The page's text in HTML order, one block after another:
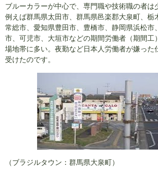
ブルーカラーが中心で、専門職や技術職の者は
例えば群馬県太田市、群馬県邑楽郡大泉町、栃
常総市、愛知県豊田市、豊橋市、静岡県浜松市
市、可児市、大垣市などの期間労働者（期間工
場地帯に多い。夜勤など日本人労働者が嫌った
受けたのです。
（ブラジルタウン：群馬県大泉町）